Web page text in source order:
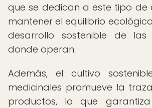
que se dedican a este tipo de
mantener el equilibrio
desarrollo sostenible de las
donde operan.
Además, el cultivo
medicinales promueve la
productos, lo que